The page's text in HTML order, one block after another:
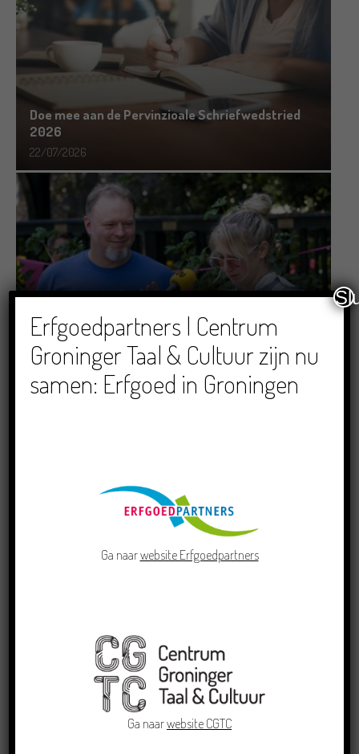
Doe mee aan de Pervinzioale Schriefwedstried
2026
22/07/2026
Ommaans
29/06/2026
Crowdfunding voor bijzonder kinderboek met
Groningse liedjes en verhalen
Grensoverschrijdende uitwisseling in Oldenburg
rond het Gronings en Platduits
Erfgoedpartners | Centrum
Groninger Taal & Cultuur zijn nu
samen: Erfgoed in Groningen
Ga naarwebsite Erfgoedpartners
Ga naarwebsite CGTC